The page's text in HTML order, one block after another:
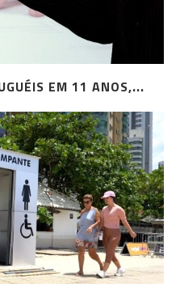
EM 11 ANOS,...